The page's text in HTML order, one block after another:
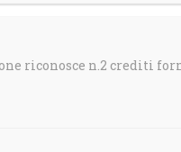
riconosce n.2 crediti